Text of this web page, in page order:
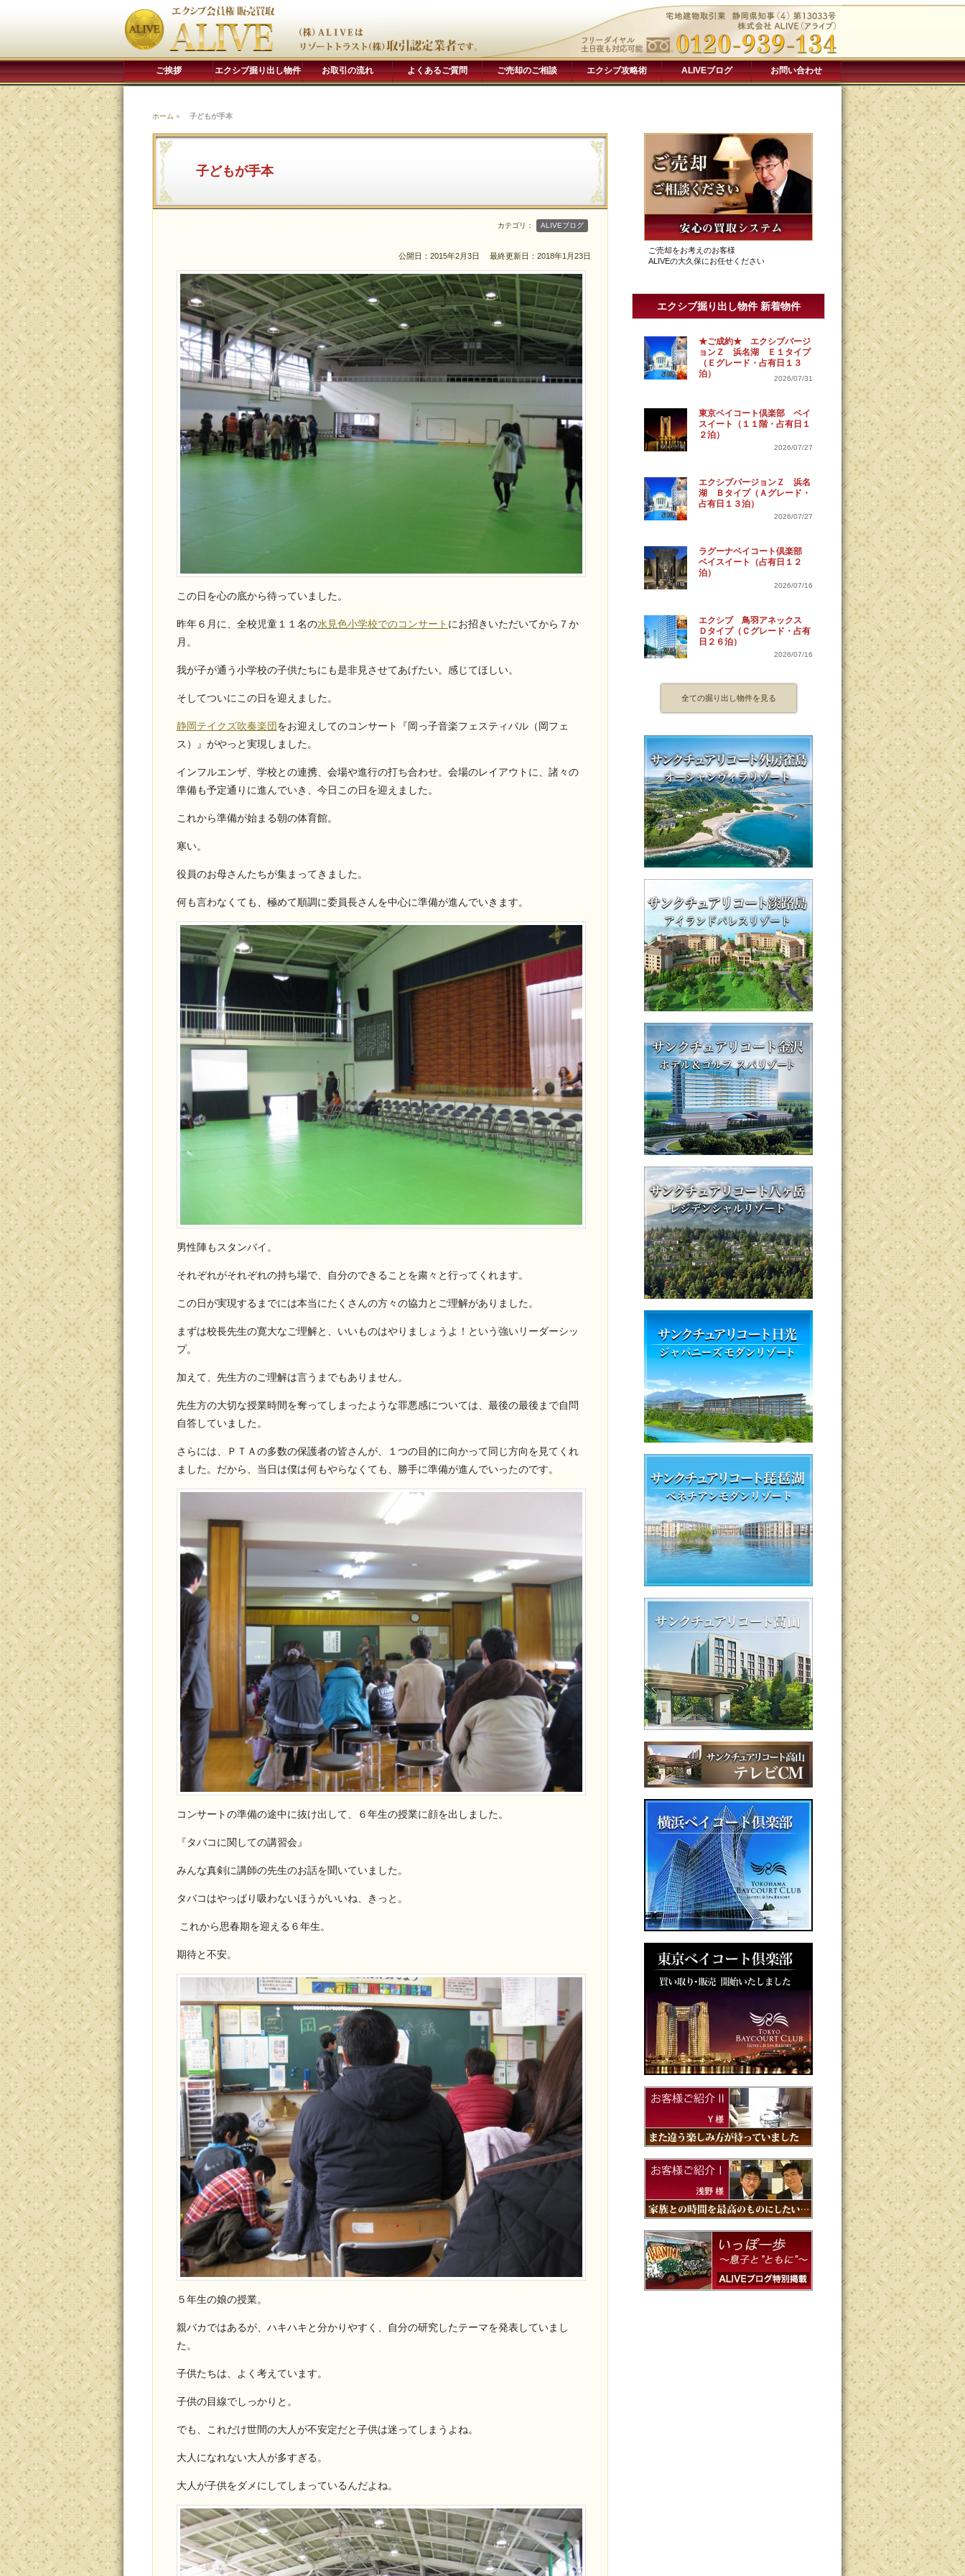
ご挨拶 エクシブ掘り出し物件 お取引の流れ よくあるご質問 ご売却のご相談 エクシブ攻略術 ALIVEブログ お問い合わせ
ホーム » 子どもが手本
子どもが手本
カテゴリ： ALIVEブログ
公開日：2015年2月3日 最終更新日：2018年1月23日
この日を心の底から待っていました。
昨年６月に、全校児童１１名の水見色小学校でのコンサート にお招きいただいてから７か
月。
我が子が通う小学校の子供たちにも是非見させてあげたい。感じてほしい。
そしてついにこの日を迎えました。
静岡テイクズ吹奏楽団をお迎えしてのコンサート『岡っ子音楽フェスティバル（岡フェ
ス）』がやっと実現しました。
インフルエンザ、学校との連携、会場や進行の打ち合わせ。会場のレイアウトに、諸々の
準備も予定通りに進んでいき、今日この日を迎えました。
これから準備が始まる朝の体育館。
寒い。
役員のお母さんたちが集まってきました。
何も言わなくても、極めて順調に委員長さんを中心に準備が進んでいきます。
男性陣もスタンバイ。
それぞれがそれぞれの持ち場で、自分のできることを粛々と行ってくれます。
この日が実現するまでには本当にたくさんの方々の協力とご理解がありました。
まずは校長先生の寛大なご理解と、いいものはやりましょうよ！という強いリーダーシッ
プ。
加えて、先生方のご理解は言うまでもありません。
先生方の大切な授業時間を奪ってしまったような罪悪感については、最後の最後まで自問
自答していました。
さらには、ＰＴＡの多数の保護者の皆さんが、１つの目的に向かって同じ方向を見てくれ
ました。だから、当日は僕は何もやらなくても、勝手に準備が進んでいったのです。
コンサートの準備の途中に抜け出して、６年生の授業に顔を出しました。
『タバコに関しての講習会』
みんな真剣に講師の先生のお話を聞いていました。
タバコはやっぱり吸わないほうがいいね、きっと。
これから思春期を迎える６年生。
期待と不安。
５年生の娘の授業。
親バカではあるが、ハキハキと分かりやすく、自分の研究したテーマを発表していまし
た。
子供たちは、よく考えています。
子供の目線でしっかりと。
でも、これだけ世間の大人が不安定だと子供は迷ってしまうよね。
大人になれない大人が多すぎる。
大人が子供をダメにしてしまっているんだよね。
ご売却をお考えのお客様
ALIVEの大久保にお任せください
エクシブ掘り出し物件 新着物件
★ご成約★ エクシブバージ
ョンＺ 浜名湖 Ｅ１タイプ
（Ｅグレード・占有日１３
泊）
2026/07/31
東京ベイコート倶楽部 ベイ
スイート（１１階・占有日１
２泊）
2026/07/27
エクシブバージョンＺ 浜名
湖 Ｂタイプ（Ａグレード・
占有日１３泊）
2026/07/27
ラグーナベイコート倶楽部
ベイスイート（占有日１２
泊）
2026/07/16
エクシブ 鳥羽アネックス
Ｄタイプ（Ｃグレード・占有
日２６泊）
2026/07/16
全ての掘り出し物件を見る